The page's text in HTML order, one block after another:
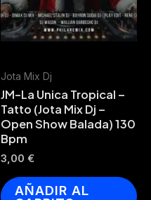
Jota Mix Dj
JM-La Unica Tropical –
Tatto (Jota Mix Dj –
Open Show Balada) 130
Bpm
3,00 €
AÑADIR AL